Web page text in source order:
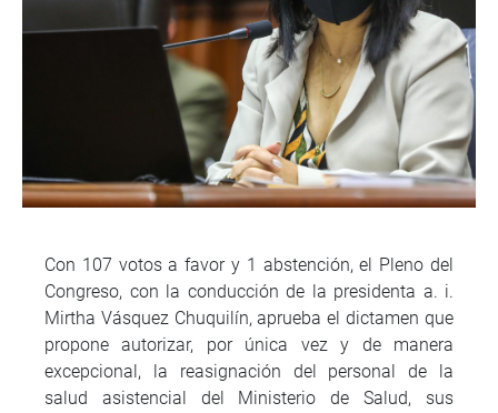
Con 107 votos a favor y 1 abstención, el Pleno del
Congreso, con la conducción de la presidenta a. i.
Mirtha Vásquez Chuquilín, aprueba el dictamen que
propone autorizar, por única vez y de manera
excepcional, la reasignación del personal de la
salud asistencial del Ministerio de Salud, sus